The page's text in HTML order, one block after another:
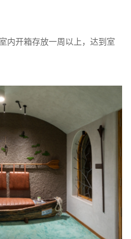
内开箱存放一周以上，达到室